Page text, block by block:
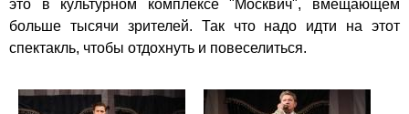
это в культурном комплексе "Москвич", вмещающем
больше тысячи зрителей. Так что надо идти на этот
спектакль, чтобы отдохнуть и повеселиться.